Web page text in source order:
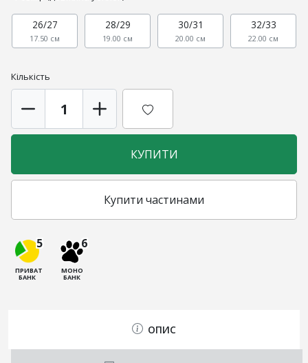
26/27
17.50 см
28/29
19.00 см
30/31
20.00 см
32/33
22.00 см
Кількість
КУПИТИ
Купити частинами
5
ПРИВАТ
БАНК
6
МОНО
БАНК
ОПИС